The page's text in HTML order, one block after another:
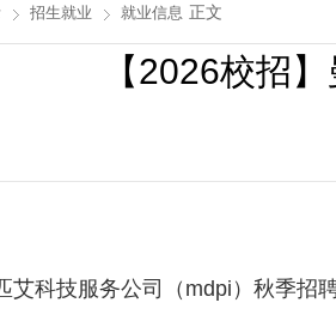
招生就业 就业信息 正文
【2026校招
艾科技服务公司（mdpi）秋季招